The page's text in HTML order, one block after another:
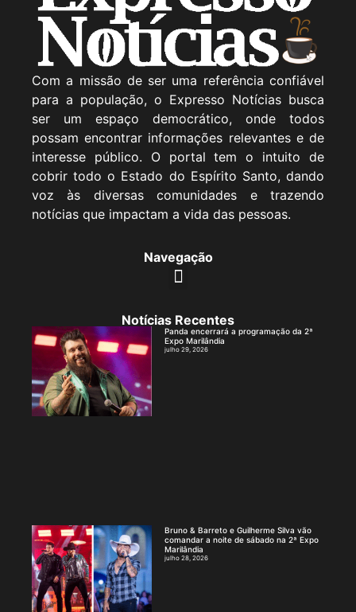
Com a missão de ser uma referência confiável
para a população, o Expresso Notícias busca
ser um espaço democrático, onde todos
possam encontrar informações relevantes e de
interesse público. O portal tem o intuito de
cobrir todo o Estado do Espírito Santo, dando
voz às diversas comunidades e trazendo
notícias que impactam a vida das pessoas.
Navegação
Notícias Recentes
Panda encerrará a programação da 2ª
Expo Marilândia
julho 29, 2026
Bruno & Barreto e Guilherme Silva vão
comandar a noite de sábado na 2ª Expo
Marilândia
julho 28, 2026